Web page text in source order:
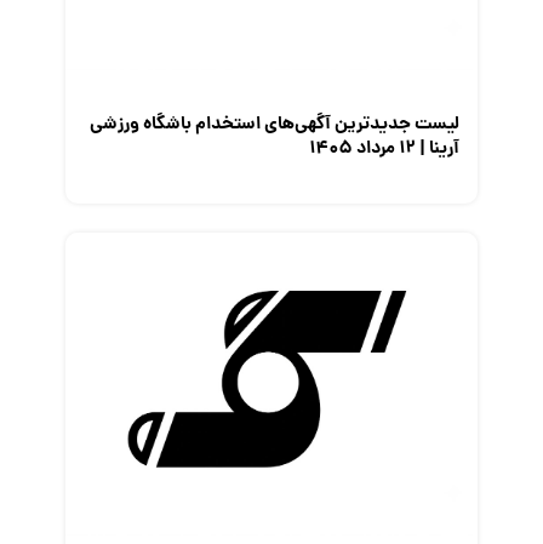
لیست جدیدترین آگهی‌های استخدام باشگاه ورزشی
آرینا | ۱۲ مرداد ۱۴۰۵